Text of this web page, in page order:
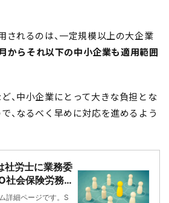
されるのは、一定規模以上の大企業
からそれ以下の中小企業も適用範囲
、中小企業にとって大きな負担とな
、なるべく早めに対応を進めるよう
社労士に業務委
社会保険労務
詳細ページです。S